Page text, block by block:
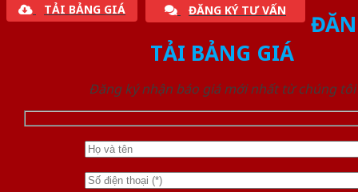
TẢI BẢNG GIÁ ĐĂNG KÝ TƯ VẤN
TẢI BẢNG GIÁ
Đăng ký nhận báo giá mới nhất từ chúng tôi